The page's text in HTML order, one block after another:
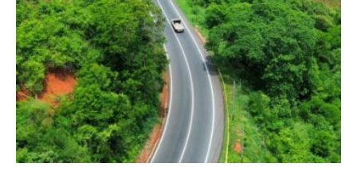
salud
en
Bruzual
con
nuevo
laboratorio
para
el